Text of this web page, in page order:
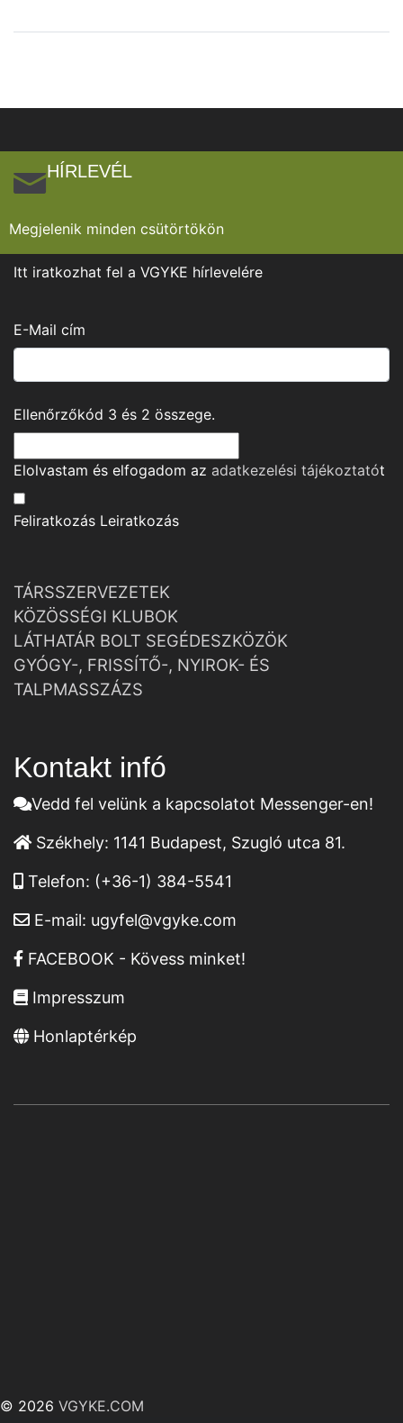
HÍRLEVÉL
Megjelenik minden csütörtökön
Itt iratkozhat fel a VGYKE hírlevelére
E-Mail cím
Ellenőrzőkód 3 és 2 összege.
Elolvastam és elfogadom az adatkezelési tájékoztatót
Feliratkozás Leiratkozás
TÁRSSZERVEZETEK
KÖZÖSSÉGI KLUBOK
LÁTHATÁR BOLT SEGÉDESZKÖZÖK
GYÓGY-, FRISSÍTŐ-, NYIROK- ÉS
TALPMASSZÁZS
Kontakt infó
Vedd fel velünk a kapcsolatot Messenger-en!
Székhely: 1141 Budapest, Szugló utca 81.
Telefon: (+36-1) 384-5541
E-mail: ugyfel@vgyke.com
FACEBOOK - Kövess minket!
Impresszum
Honlaptérkép
© 2026 VGYKE.COM